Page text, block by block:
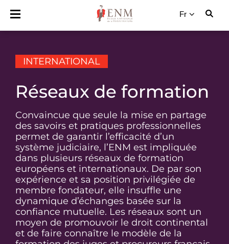
Fr
INTERNATIONAL
Réseaux de formation
Convaincue que seule la mise en partage
des savoirs et pratiques professionnelles
permet de garantir l’efficacité d’un
système judiciaire, l’ENM est impliquée
dans plusieurs réseaux de formation
européens et internationaux. De par son
expérience et sa position privilégiée de
membre fondateur, elle insuffle une
dynamique d’échanges basée sur la
confiance mutuelle. Les réseaux sont un
moyen de promouvoir le droit continental
et de faire connaître le modèle de la